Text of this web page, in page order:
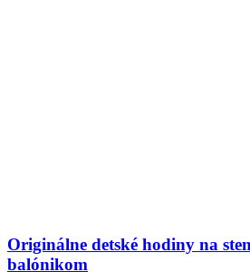
Originálne detské hodiny na
balónikom